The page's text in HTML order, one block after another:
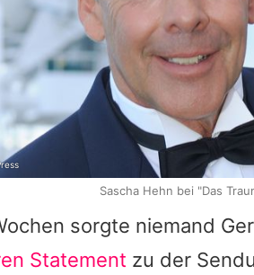
sorgte niemand
Statement zu der
Sascha Hehn bei "Das